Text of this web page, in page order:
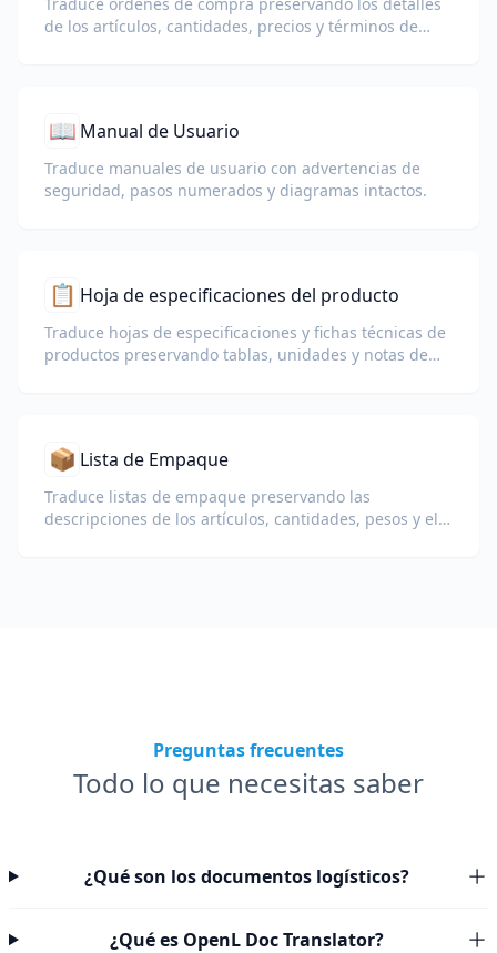
de los artículos, cantidades, precios y términos de
📖 Manual de Usuario
Traduce manuales de usuario con advertencias de
seguridad, pasos numerados y diagramas intactos.
📋 Hoja de especificaciones del producto
Traduce hojas de especificaciones y fichas técnicas de
productos preservando tablas, unidades y notas de
📦 Lista de Empaque
Traduce listas de empaque preservando las
descripciones de los artículos, cantidades, pesos y el
Preguntas frecuentes
Todo lo que necesitas saber
¿Qué son los documentos logísticos?
¿Qué es OpenL Doc Translator?